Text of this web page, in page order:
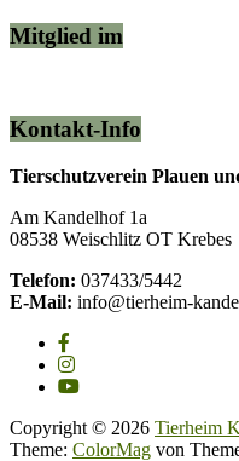
Mitglied im
Kontakt-Info
Tierschutzverein Plauen
Am Kandelhof 1a
08538 Weischlitz OT Krebes
Telefon: 037433/5442
E-Mail: info@tierheim-
Copyright © 2026 Tierheim
Theme: ColorMag von